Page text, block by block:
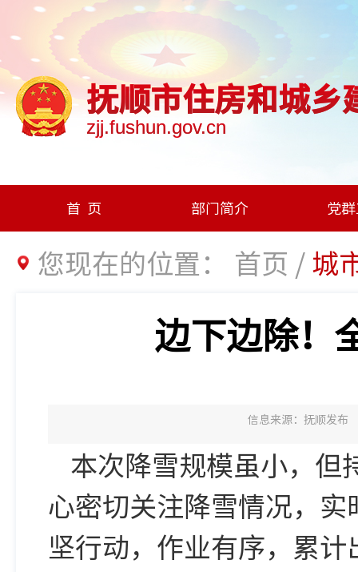
抚顺市住房和城乡
zjj.fushun.gov.cn
首页 部门简介 党
您现在的位置： 首页 /城
边下边除！
信息来源：抚顺发布
本次降雪规模虽小，但
心密切关注降雪情况，
坚行动，作业有序，累